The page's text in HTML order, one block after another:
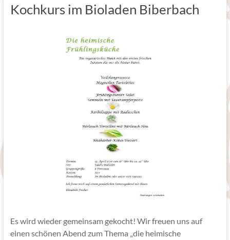
Kochkurs im Bioladen Biberbach
Es wird wieder gemeinsam gekocht! Wir freuen uns auf
einen schönen Abend zum Thema „die heimische